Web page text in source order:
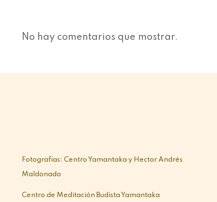
No hay comentarios que mostrar.
Fotografías: Centro Yamantaka y Hector Andrés
Maldonado
Centro de Meditación Budista Yamantaka